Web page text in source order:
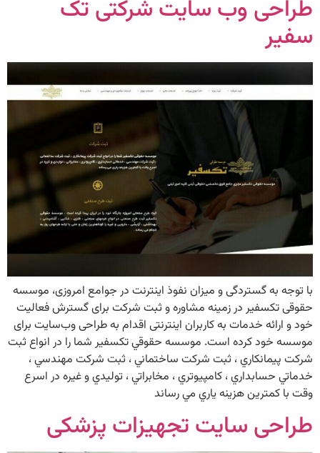
طراحی وب سایت شرکتی تک
سفیر
با توجه به گستردگی و میزان نفوذ اینترنت در جوامع امروزی، موسسه
حقوقی تکسفیر در زمینه مشاوره و ثبت شرکت برای گسترش فعالیت
خود و ارائه خدمات به کاربران اینترنتی اقدام به طراحی وب‌سایت برای
موسسه خود کرده است. موسسه حقوقي تکسفير شما را در انواع ثبت
شرکت پيمانکاري ، ثبت شرکت ساختماني ، ثبت شرکت مهندسي ،
خدماتي حسابداري ، کامپيوتري ، مخابراتي ، توليدي و غيره در اسرع
وقت با کمترين هزينه ياري مي رساند
طراحی سایت تجهیزات پزشکی